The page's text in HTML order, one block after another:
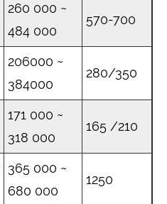
260 000 ~
484 000
570-700
206000 ~
384000
280/350
171 000 ~
318 000
165 /210
365 000 ~
680 000
1250